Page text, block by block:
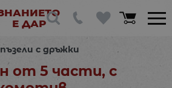
Е ДАР
с дръжки
от 5 части, с